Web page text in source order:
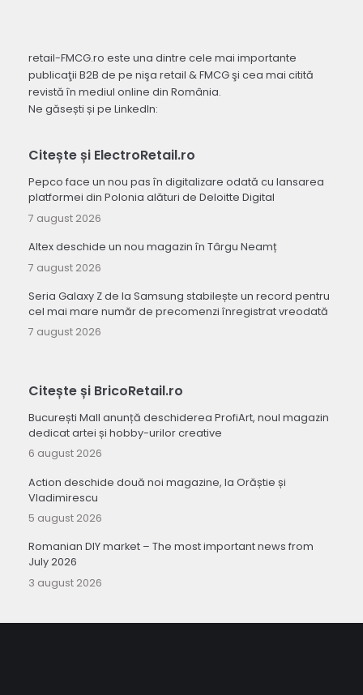
retail-FMCG.ro este una dintre cele mai importante
publicaţii B2B de pe nişa retail & FMCG şi cea mai citită
revistă în mediul online din România.
Ne găsești și pe LinkedIn:
Citește și ElectroRetail.ro
Pepco face un nou pas în digitalizare odată cu lansarea
platformei din Polonia alături de Deloitte Digital
7 august 2026
Altex deschide un nou magazin în Târgu Neamț
7 august 2026
Seria Galaxy Z de la Samsung stabilește un record pentru
cel mai mare număr de precomenzi înregistrat vreodată
7 august 2026
Citește și BricoRetail.ro
București Mall anunță deschiderea ProfiArt, noul magazin
dedicat artei și hobby-urilor creative
6 august 2026
Action deschide două noi magazine, la Orăștie și
Vladimirescu
5 august 2026
Romanian DIY market – The most important news from
July 2026
3 august 2026